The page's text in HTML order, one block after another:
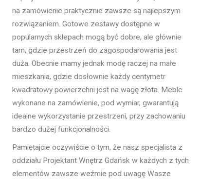
na zamówienie praktycznie zawsze są najlepszym
rozwiązaniem. Gotowe zestawy dostępne w
popularnych sklepach mogą być dobre, ale głównie
tam, gdzie przestrzeń do zagospodarowania jest
duża. Obecnie mamy jednak modę raczej na małe
mieszkania, gdzie dosłownie każdy centymetr
kwadratowy powierzchni jest na wagę złota. Meble
wykonane na zamówienie, pod wymiar, gwarantują
idealne wykorzystanie przestrzeni, przy zachowaniu
bardzo dużej funkcjonalności.
Pamiętajcie oczywiście o tym, że nasz specjalista z
oddziału Projektant Wnętrz Gdańsk w każdych z tych
elementów zawsze weźmie pod uwagę Wasze